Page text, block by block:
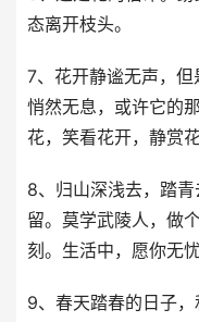
态离开枝头。
7、花开静谧无声，
悄然无息，或许它的
花，笑看花开，静赏
8、归山深浅去，踏
留。莫学武陵人，做
刻。生活中，愿你无
9、春天踏春的日子